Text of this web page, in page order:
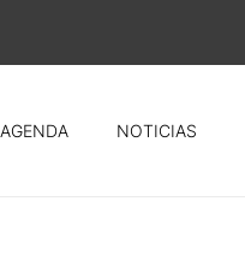
AGENDA NOTICIAS